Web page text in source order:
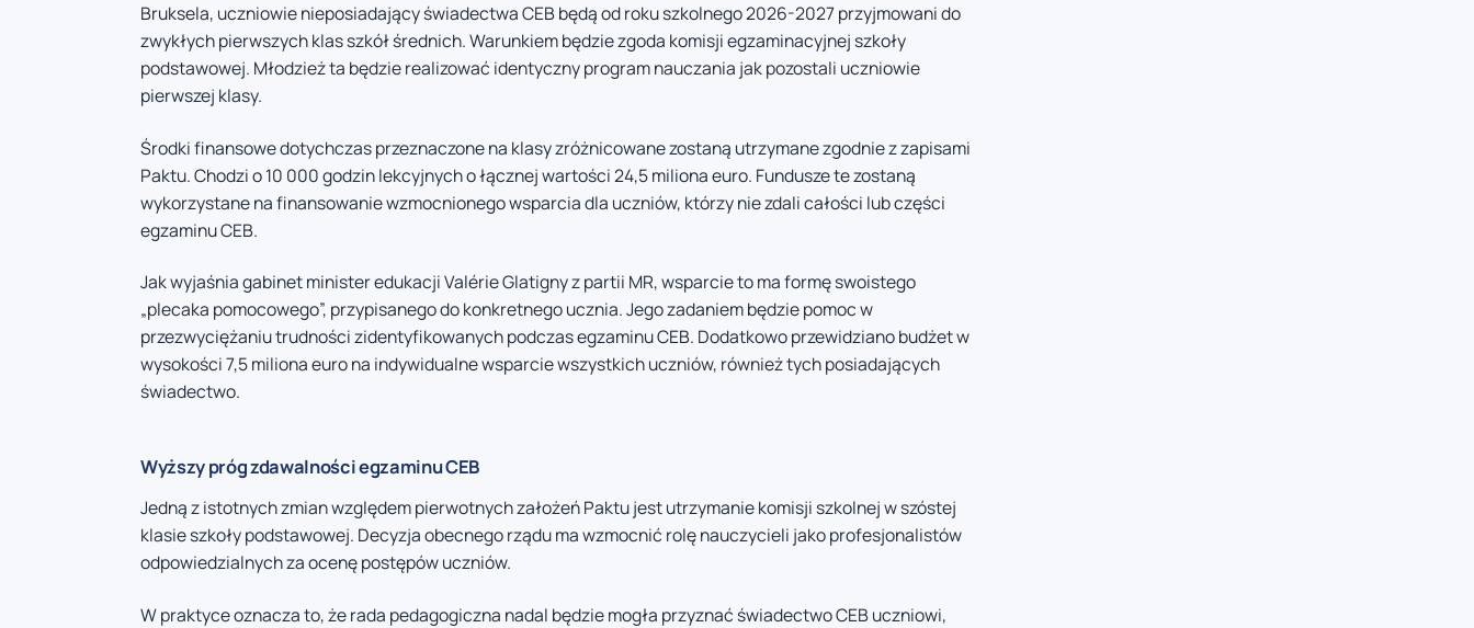
Bruksela, uczniowie nieposiadający świadectwa CEB będą od roku szkolnego 2026-2027 przyjmowani do
zwykłych pierwszych klas szkół średnich. Warunkiem będzie zgoda komisji egzaminacyjnej szkoły
podstawowej. Młodzież ta będzie realizować identyczny program nauczania jak pozostali uczniowie
pierwszej klasy.
Środki finansowe dotychczas przeznaczone na klasy zróżnicowane zostaną utrzymane zgodnie z zapisami
Paktu. Chodzi o 10 000 godzin lekcyjnych o łącznej wartości 24,5 miliona euro. Fundusze te zostaną
wykorzystane na finansowanie wzmocnionego wsparcia dla uczniów, którzy nie zdali całości lub części
egzaminu CEB.
Jak wyjaśnia gabinet minister edukacji Valérie Glatigny z partii MR, wsparcie to ma formę swoistego
„plecaka pomocowego”, przypisanego do konkretnego ucznia. Jego zadaniem będzie pomoc w
przezwyciężaniu trudności zidentyfikowanych podczas egzaminu CEB. Dodatkowo przewidziano budżet w
wysokości 7,5 miliona euro na indywidualne wsparcie wszystkich uczniów, również tych posiadających
świadectwo.
Wyższy próg zdawalności egzaminu CEB
Jedną z istotnych zmian względem pierwotnych założeń Paktu jest utrzymanie komisji szkolnej w szóstej
klasie szkoły podstawowej. Decyzja obecnego rządu ma wzmocnić rolę nauczycieli jako profesjonalistów
odpowiedzialnych za ocenę postępów uczniów.
W praktyce oznacza to, że rada pedagogiczna nadal będzie mogła przyznać świadectwo CEB uczniowi,